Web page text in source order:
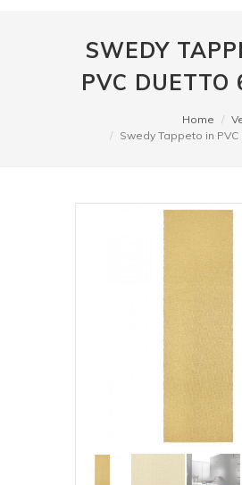
SWEDY
PVC DUETTO
Home
Swedy Tappeto in PVC